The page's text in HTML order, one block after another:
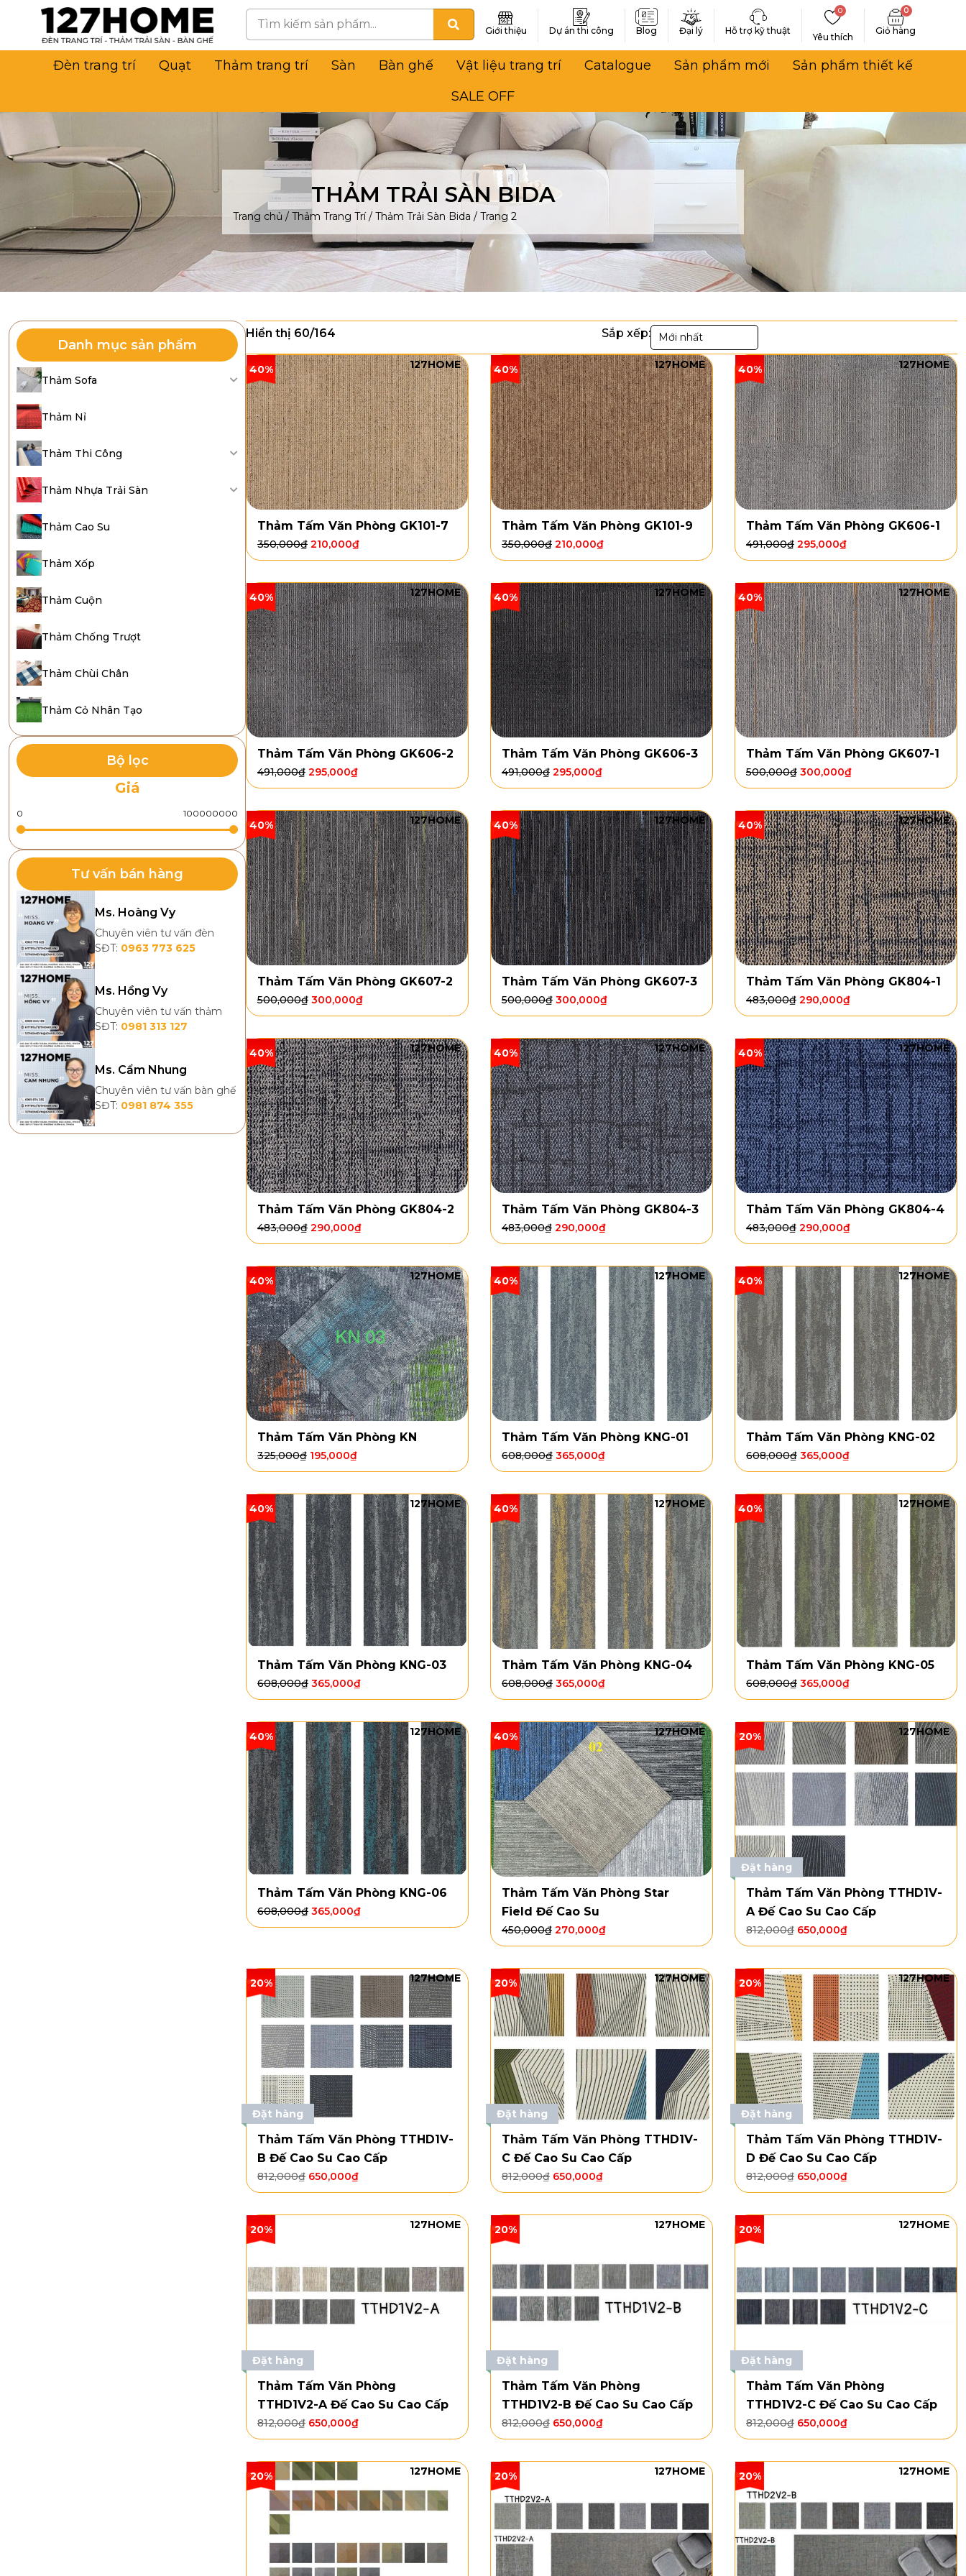
Giới thiệu Dự án thi công Blog Đại lý Hỗ trợ kỹ thuật
Yêu thích
0 0
Đèn trang trí Quạt Thảm trang trí Sàn Bàn ghế Vật liệu trang trí Catalogue Sản phẩm mới
Sản phẩm thiết kế
SALE OFF
THẢM TRẢI SÀN BIDA
Trang chủ / Thảm Trang Trí/ Thảm Trải Sàn Bida / Trang 2
Danh mục sản phẩm
Thảm Sofa
Thảm Nỉ
Thảm Thi Công
Thảm Nhựa Trải Sàn
Thảm Cao Su
Thảm Xốp
Thảm Cuộn
Thảm Chống Trượt
Thảm Chùi Chân
Thảm Cỏ Nhân Tạo
Bộ lọc
Giá
Tư vấn bán hàng
Ms. Hoàng Vy
Chuyên viên tư vấn đèn
SĐT: 0963 773 625
Ms. Hồng Vy
Chuyên viên tư vấn thảm
SĐT: 0981 313 127
Ms. Cẩm Nhung
Chuyên viên tư vấn bàn ghế
SĐT: 0981 874 355
Hiển thị 60/164 Sắp xếp: Mới nhất
40% 127HOME
Thảm Tấm Văn Phòng GK101-7
350,000₫ 210,000₫
40% 127HOME
Thảm Tấm Văn Phòng GK101-9
350,000₫ 210,000₫
40% 127HOME
Thảm Tấm Văn Phòng GK606-1
491,000₫ 295,000₫
40% 127HOME
Thảm Tấm Văn Phòng GK606-2
491,000₫ 295,000₫
40% 127HOME
Thảm Tấm Văn Phòng GK606-3
491,000₫ 295,000₫
40% 127HOME
Thảm Tấm Văn Phòng GK607-1
500,000₫ 300,000₫
40% 127HOME
Thảm Tấm Văn Phòng GK607-2
500,000₫ 300,000₫
40% 127HOME
Thảm Tấm Văn Phòng GK607-3
500,000₫ 300,000₫
40% 127HOME
Thảm Tấm Văn Phòng GK804-1
483,000₫ 290,000₫
40% 127HOME
Thảm Tấm Văn Phòng GK804-2
483,000₫ 290,000₫
40% 127HOME
Thảm Tấm Văn Phòng GK804-3
483,000₫ 290,000₫
40% 127HOME
Thảm Tấm Văn Phòng GK804-4
483,000₫ 290,000₫
40% 127HOME
Thảm Tấm Văn Phòng KN
325,000₫ 195,000₫
40% 127HOME
Thảm Tấm Văn Phòng KNG-01
608,000₫ 365,000₫
40% 127HOME
Thảm Tấm Văn Phòng KNG-02
608,000₫ 365,000₫
40% 127HOME
Thảm Tấm Văn Phòng KNG-03
608,000₫ 365,000₫
40% 127HOME
Thảm Tấm Văn Phòng KNG-04
608,000₫ 365,000₫
40% 127HOME
Thảm Tấm Văn Phòng KNG-05
608,000₫ 365,000₫
40% 127HOME
Thảm Tấm Văn Phòng KNG-06
608,000₫ 365,000₫
40% 127HOME
Thảm Tấm Văn Phòng Star
Field Đế Cao Su
450,000₫ 270,000₫
20% 127HOME
Đặt hàng
Thảm Tấm Văn Phòng TTHD1V-
A Đế Cao Su Cao Cấp
812,000₫ 650,000₫
20% 127HOME
Đặt hàng
Thảm Tấm Văn Phòng TTHD1V-
B Đế Cao Su Cao Cấp
812,000₫ 650,000₫
20% 127HOME
Đặt hàng
Thảm Tấm Văn Phòng TTHD1V-
C Đế Cao Su Cao Cấp
812,000₫ 650,000₫
20% 127HOME
Đặt hàng
Thảm Tấm Văn Phòng TTHD1V-
D Đế Cao Su Cao Cấp
812,000₫ 650,000₫
20% 127HOME
Đặt hàng
Thảm Tấm Văn Phòng
TTHD1V2-A Đế Cao Su Cao Cấp
812,000₫ 650,000₫
20% 127HOME
Đặt hàng
Thảm Tấm Văn Phòng
TTHD1V2-B Đế Cao Su Cao Cấp
812,000₫ 650,000₫
20% 127HOME
Đặt hàng
Thảm Tấm Văn Phòng
TTHD1V2-C Đế Cao Su Cao Cấp
812,000₫ 650,000₫
20% 127HOME 20% 127HOME 20% 127HOME